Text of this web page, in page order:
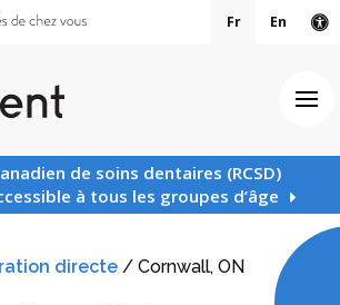
Fr En
de soins dentaires (RCSD)
à tous les groupes d’âge
directe / Cornwall, ON